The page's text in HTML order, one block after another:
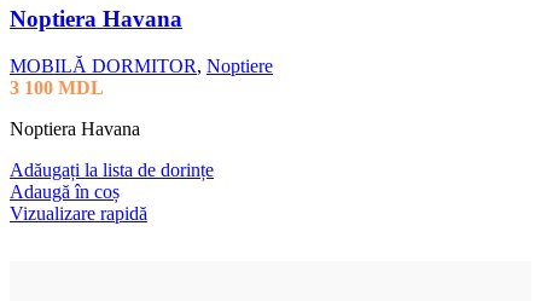
Noptiera Havana
MOBILĂ DORMITOR, Noptiere
3 100 MDL
Noptiera Havana
Adăugați la lista de dorințe
Adaugă în coș
Vizualizare rapidă